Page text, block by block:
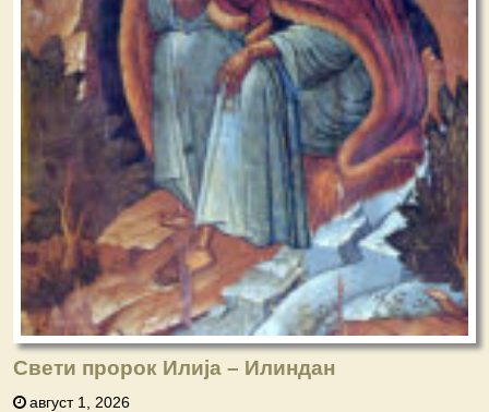
Свети пророк Илија – Илиндан
август 1, 2026